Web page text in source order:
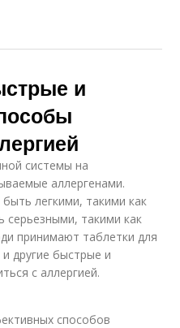
и
системы на
аллергенами.
легкими, такими как
серьезными, такими как
принимают таблетки для
другие быстрые и
с аллергией.
способов